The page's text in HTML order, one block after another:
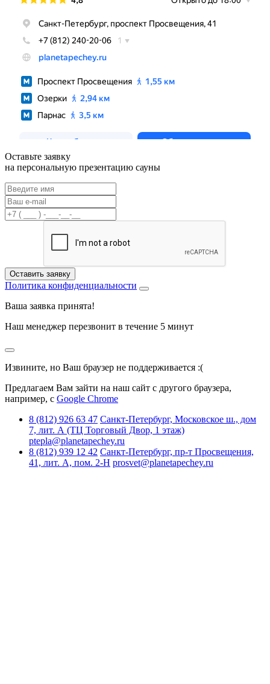
Оставьте заявку
на персональную презентацию сауны
Оставить заявку
Политика конфиденциальности
Ваша заявка принята!
Наш менеджер перезвонит в течение 5 минут
Извините, но Ваш браузер не поддерживается :(
Предлагаем Вам зайти на наш сайт с другого браузера,
например, с Google Chrome
8 (812) 926 63 47 Санкт-Петербург, Московское ш., дом
7, лит. А (ТЦ Торговый Двор, 1 этаж)
ptepla@planetapechey.ru
8 (812) 939 12 42 Санкт-Петербург, пр-т Просвещения,
41, лит. А, пом. 2-Н prosvet@planetapechey.ru